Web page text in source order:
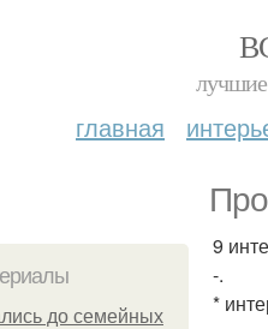
лучшие
главная
до семейных
9
-.
*